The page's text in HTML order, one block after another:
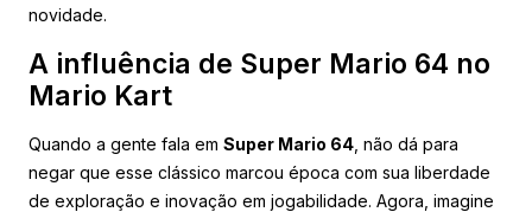
novidade.
A influência de Super Mario 64 no
Mario Kart
Quando a gente fala em Super Mario 64 , não dá para
negar que esse clássico marcou época com sua liberdade
de exploração e inovação em jogabilidade. Agora, imagine